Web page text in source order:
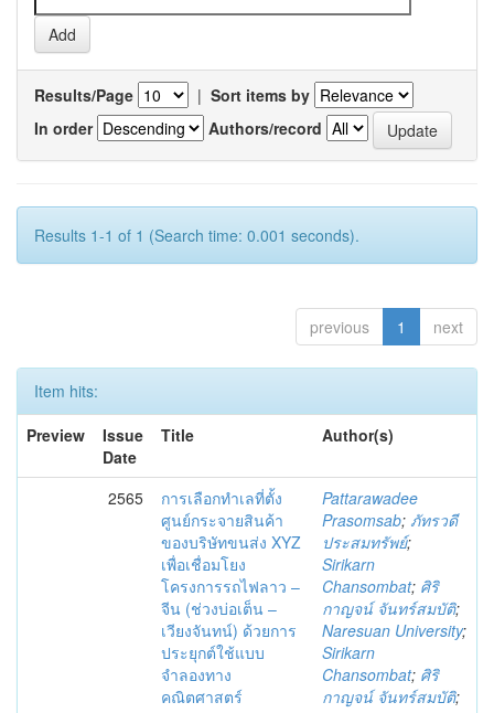
Results/Page | Sort items by
In order
Authors/record
Results 1-1 of 1 (Search time: 0.001 seconds).
previous 1 next
Item hits:
Preview
Issue
Date
Title Author(s)
2565
การเลือกทำเลที่ตั้ง
ศูนย์กระจายสินค้า
ของบริษัทขนส่ง XYZ
เพื่อเชื่อมโยง
โครงการรถไฟลาว –
จีน (ช่วงบ่อเต็น –
เวียงจันทน์) ด้วยการ
ประยุกต์ใช้แบบ
จำลองทาง
คณิตศาสตร์
Pattarawadee
Prasomsab; ภัทรวดี
ประสมทรัพย์;
Sirikarn
Chansombat; ศิริ
กาญจน์ จันทร์สมบัติ;
Naresuan University;
Sirikarn
Chansombat; ศิริ
กาญจน์ จันทร์สมบัติ;